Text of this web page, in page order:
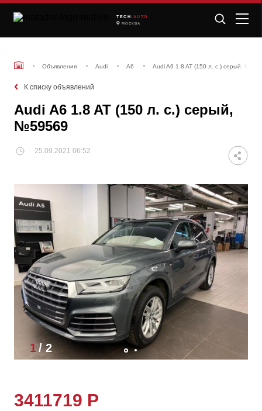
TECH /AUTO
МОСКВА
Объявления Audi A6 Audi A6 1.8 AT (150 л. с.) серый,
К списку объявлений
Audi A6 1.8 AT (150 л. с.) серый,
№59569
25.09.2021 06:52
1/2
3411719 Р